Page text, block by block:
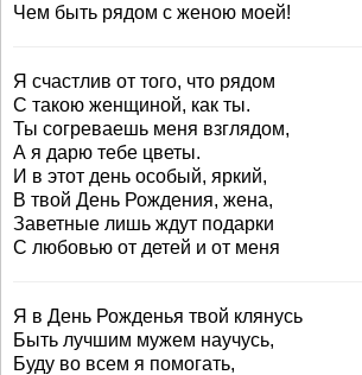
Чем быть рядом с женою моей!
Я счастлив от того, что рядом
С такою женщиной, как ты.
Ты согреваешь меня взглядом,
А я дарю тебе цветы.
И в этот день особый, яркий,
В твой День Рождения, жена,
Заветные лишь ждут подарки
С любовью от детей и от меня
Я в День Рожденья твой клянусь
Быть лучшим мужем научусь,
Буду во всем я помогать,